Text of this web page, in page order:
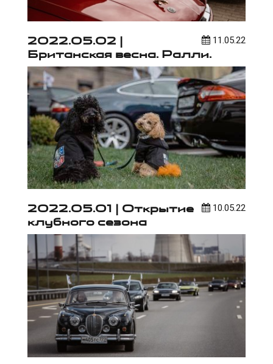
11.05.22
2022.05.02 |
Британская весна. Ралли.
10.05.22
2022.05.01 | Открытие
клубного сезона